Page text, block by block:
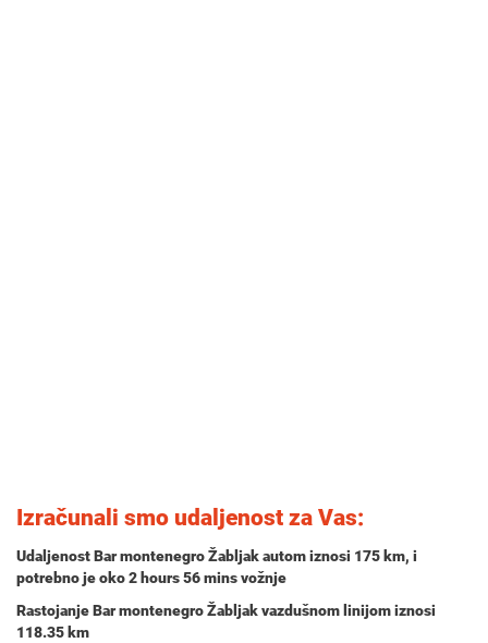
Izračunali smo udaljenost za Vas:
Udaljenost Bar montenegro Žabljak autom iznosi 175 km, i
potrebno je oko2 hours 56 minsvožnje
Rastojanje Bar montenegro Žabljak vazdušnom linijom iznosi
118.35 km